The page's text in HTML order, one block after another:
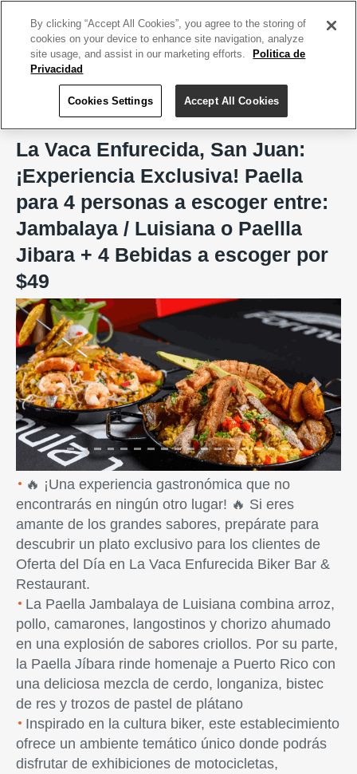
La Vaca Enfurecida
La Vaca Enfurecida, San Juan:
¡Experiencia Exclusiva! Paella
para 4 personas a escoger entre:
Jambalaya / Luisiana o Paellla
Jibara + 4 Bebidas a escoger por
$49
Previous Next
🔥 ¡Una experiencia gastronómica que no
encontrarás en ningún otro lugar! 🔥 Si eres
amante de los grandes sabores, prepárate para
descubrir un plato exclusivo para los clientes de
Oferta del Día en La Vaca Enfurecida Biker Bar &
Restaurant.
La Paella Jambalaya de Luisiana combina arroz,
pollo, camarones, langostinos y chorizo ahumado
en una explosión de sabores criollos. Por su parte,
la Paella Jíbara rinde homenaje a Puerto Rico con
una deliciosa mezcla de cerdo, longaniza, bistec
de res y trozos de pastel de plátano
Inspirado en la cultura biker, este establecimiento
ofrece un ambiente temático único donde podrás
disfrutar de exhibiciones de motocicletas,
By clicking “Accept All Cookies”, you agree to the storing of
cookies on your device to enhance site navigation, analyze
site usage, and assist in our marketing efforts.
Politica de
Privacidad
Cookies Settings Accept All Cookies